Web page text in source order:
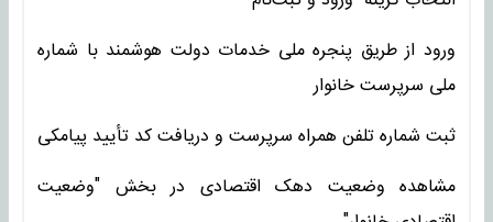
ورود از طریق پنجره ملی خدمات دولت هوشمند با شماره
ملی سرپرست خانوار
ثبت شماره تلفن همراه سرپرست و دریافت کد تأیید پیامکی
مشاهده وضعیت دهک اقتصادی در بخش "وضعیت